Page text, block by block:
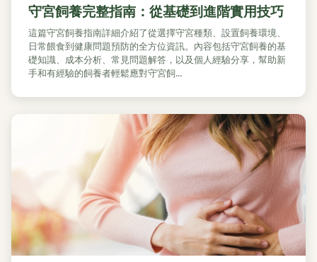
守宮飼養完整指南：從基礎到進階實用技巧
這篇守宮飼養指南詳細介紹了從選擇守宮種類、設置飼養環境、
日常餵食到健康問題預防的全方位資訊。內容包括守宮飼養的基
礎知識、成本分析、常見問題解答，以及個人經驗分享，幫助新
手和有經驗的飼養者輕鬆應對守宮飼...